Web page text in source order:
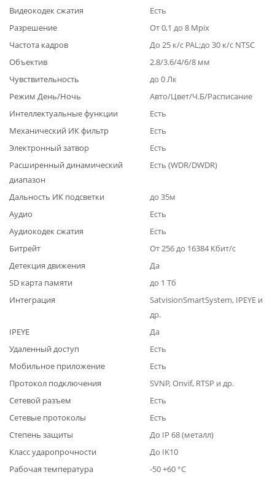
Видеокодек сжатия
Есть
Разрешение
От 0,1 до 8 Mpix
Частота кадров
До 25 к/с PAL;до 30 к/с NTSC
Объектив
2.8/3.6/4/6/8 мм
Чувствительность
до 0 Лк
Режим День/Ночь
Авто/Цвет/Ч.Б/Расписание
Интеллектуальные функции
Есть
Механический ИК фильтр
Есть
Электронный затвор
Есть
Расширенный динамический
диапазон
Есть (WDR/DWDR)
Дальность ИК подсветки
до 35м
Аудио
Есть
Аудиокодек сжатия
Есть
Битрейт
От 256 до 16384 Кбит/с
Детекция движения
Да
SD карта памяти
до 1 Тб
Интеграция
SatvisionSmartSystem, IPEYE и
др.
IPEYE
Да
Удаленный доступ
Есть
Мобильное приложение
Есть
Протокол подключения
SVNP, Onvif, RTSP и др.
Сетевой разъем
Есть
Сетевые протоколы
Есть
Степень защиты
До IP 68 (металл)
Класс ударопрочности
До IK10
Рабочая температура
-50 +60 °C